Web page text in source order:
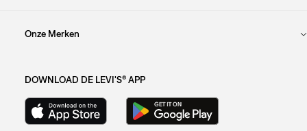
Onze Merken
DOWNLOAD DE LEVI'S® APP